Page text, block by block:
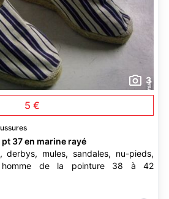
3
5 €
37 en marine rayé
mules, sandales, nu-pieds,
de la pointure 38 à 42